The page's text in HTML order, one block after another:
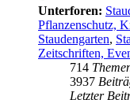
Unterforen:
Pflanzenschutz,
Staudengarten,
Zeitschriften,
714
3937
Letzter